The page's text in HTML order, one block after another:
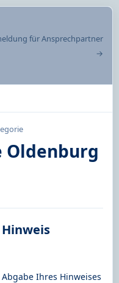
für Ansprechpartner
→
Oldenburg
Ihres Hinweises